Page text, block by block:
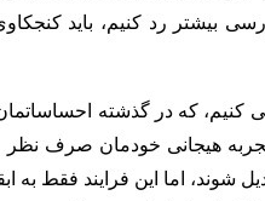
بیشتر رد کنیم، باید
کنیم، که در گذشته
تجربه هیجانی خودمان صرف
شوند، اما این فرایند فقط به